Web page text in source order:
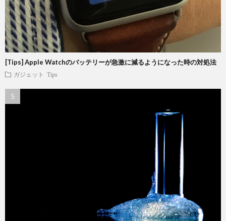
[Tips] Apple Watchのバッテリーが急激に減るようになった時の対処法
ガジェット Tips